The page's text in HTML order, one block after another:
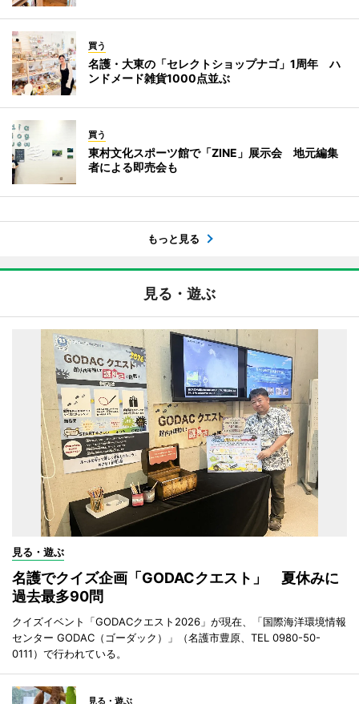
買う
名護・大東の「セレクトショップナゴ」1周年 ハ
ンドメード雑貨1000点並ぶ
買う
東村文化スポーツ館で「ZINE」展示会 地元編集
者による即売会も
もっと見る
見る・遊ぶ
見る・遊ぶ
名護でクイズ企画「GODACクエスト」 夏休みに
過去最多90問
クイズイベント「GODACクエスト2026」が現在、「国際海洋環境情報
センター GODAC（ゴーダック）」（名護市豊原、TEL 0980-50-
0111）で行われている。
見る・遊ぶ